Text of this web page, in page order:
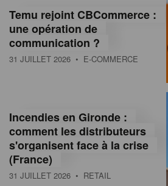
M
a
g
n
e
Temu rejoint CBCommerce :
une opération de
communication ?
31 JUILLET 2026 • E-COMMERCE
Incendies en Gironde :
comment les distributeurs
s'organisent face à la crise
(France)
31 JUILLET 2026 • RETAIL